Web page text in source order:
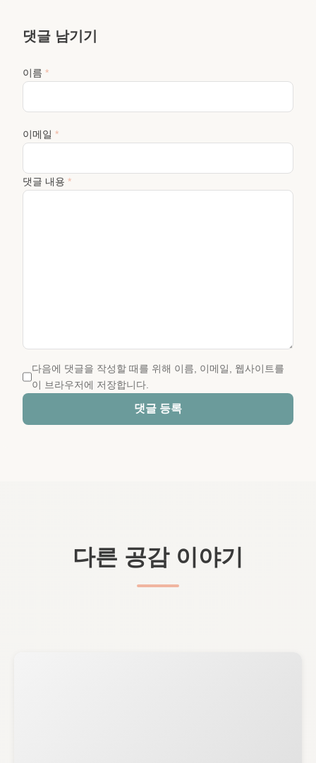
댓글 남기기
이름 *
이메일 *
댓글 내용 *
다음에 댓글을 작성할 때를 위해 이름, 이메일, 웹사이트를
이 브라우저에 저장합니다.
댓글 등록
다른 공감 이야기